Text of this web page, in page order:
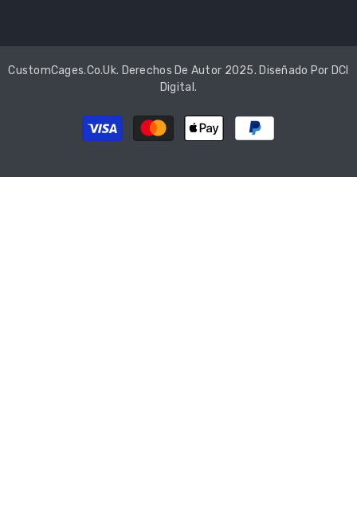
CustomCages.co.uk. Derechos De Autor 2025. Diseñado Por DCI
Digital .
Métodos
de